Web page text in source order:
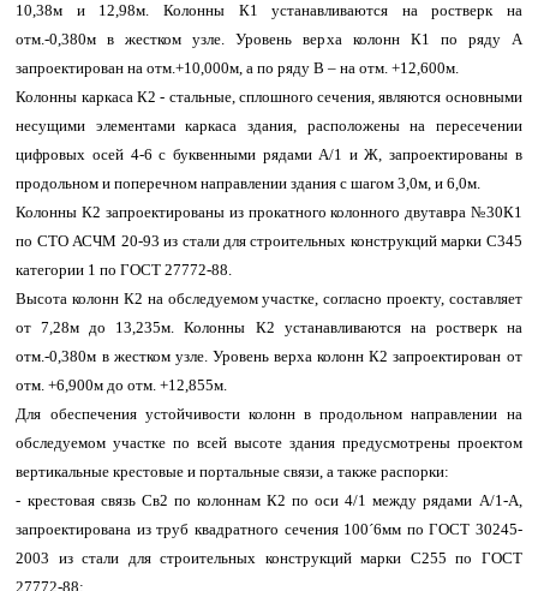
10,38м и 12,98м. Колонны К1 устанавливаются на ростверк на
отм.-0,380м в жестком узле. Уровень верха колонн К1 по ряду А
запроектирован на отм.+10,000м, а по ряду В – на отм. +12,600м.
Колонны каркаса К2 - стальные, сплошного сечения, являются основными
несущими элементами каркаса здания, расположены на пересечении
цифровых осей 4-6 с буквенными рядами А/1 и Ж, запроектированы в
продольном и поперечном направлении здания с шагом 3,0м, и 6,0м.
Колонны К2 запроектированы из прокатного колонного двутавра №30К1
по СТО АСЧМ 20-93 из стали для строительных конструкций марки С345
категории 1 по ГОСТ 27772-88.
Высота колонн К2 на обследуемом участке, согласно проекту, составляет
от 7,28м до 13,235м. Колонны К2 устанавливаются на ростверк на
отм.-0,380м в жестком узле. Уровень верха колонн К2 запроектирован от
отм. +6,900м до отм. +12,855м.
Для обеспечения устойчивости колонн в продольном направлении на
обследуемом участке по всей высоте здания предусмотрены проектом
вертикальные крестовые и портальные связи, а также распорки:
- крестовая связь Св2 по колоннам К2 по оси 4/1 между рядами А/1-А,
запроектирована из труб квадратного сечения 100´6мм по ГОСТ 30245-
2003 из стали для строительных конструкций марки С255 по ГОСТ
27772-88;